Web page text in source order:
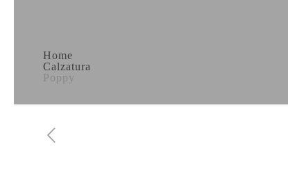
Home
Calzatura
Poppy